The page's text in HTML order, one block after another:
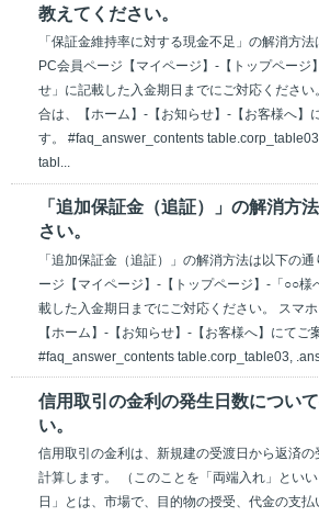
教えてください。
「保証金維持率に対する現金不足」の解消方法
PC会員ページ【マイページ】-【トップページ
せ」に記載した入金期日までにご対応くださ
合は、【ホーム】-【お知らせ】-【お客様へ】
す。 #faq_answer_contents
tabl...
「追加保証金（追証）」の解消方
さい。
「追加保証金（追証）」の解消方法は以下の
ージ【マイページ】-【トップページ】-「○○様
載した入金期日までにご対応ください。 スマホ
【ホーム】-【お知らせ】-【お客様へ】にてご
#faq_answer_contents table.corp_table03,
信用取引の金利の発生日数につい
い。
信用取引の金利は、新規建の受渡日から返済
計算します。 （このことを「両端入れ」とい
日」とは、市場で、目的物の授受、代金の支